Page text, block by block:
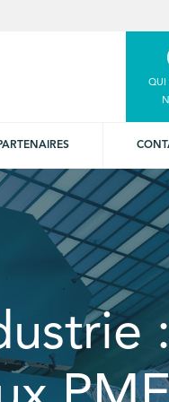
QUI
: